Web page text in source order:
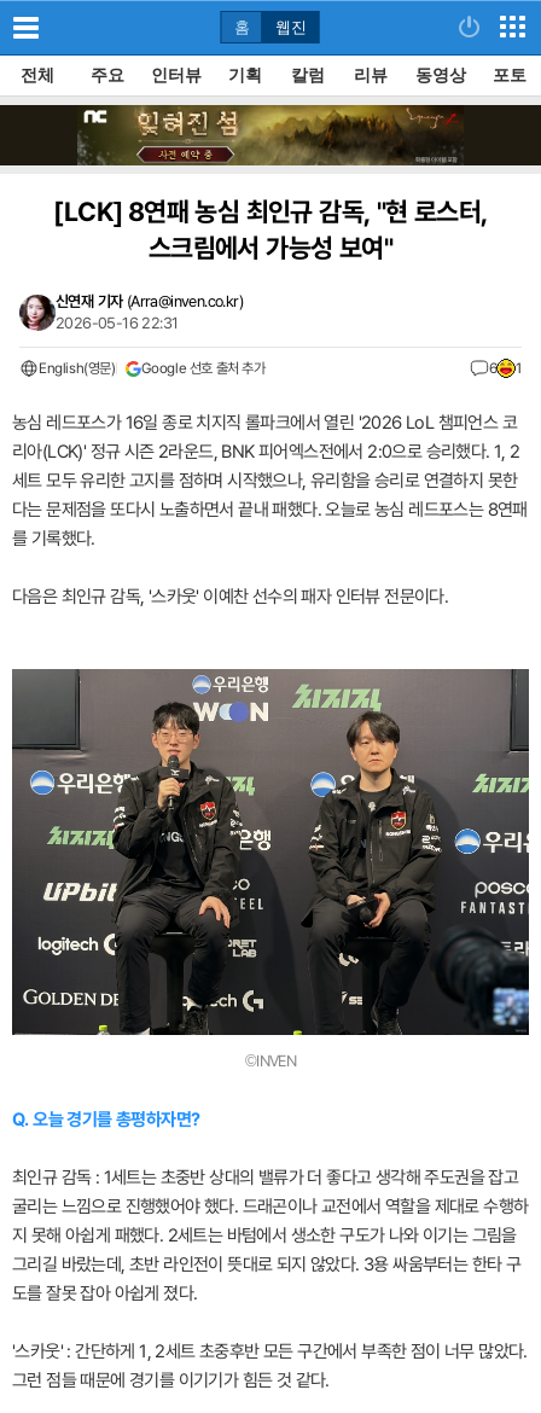
홈 웹진
전체 주요 인터뷰 기획 칼럼 리뷰 동영상 포토
[LCK]8연패 농심 최인규 감독, "현 로스터,
스크림에서 가능성 보여"
신연재 기자 (Arra@inven.co.kr)
2026-05-16 22:31
English(영문) Google 선호 출처 추가 6 1
농심 레드포스가 16일 종로 치지직 롤파크에서 열린 '2026 LoL 챔피언스 코
리아(LCK)' 정규 시즌 2라운드, BNK 피어엑스전에서 2:0으로 승리했다. 1, 2
세트 모두 유리한 고지를 점하며 시작했으나, 유리함을 승리로 연결하지 못한
다는 문제점을 또다시 노출하면서 끝내 패했다. 오늘로 농심 레드포스는 8연패
를 기록했다.
다음은 최인규 감독, '스카웃' 이예찬 선수의 패자 인터뷰 전문이다.
©INVEN
Q. 오늘 경기를 총평하자면?
최인규 감독 : 1세트는 초중반 상대의 밸류가 더 좋다고 생각해 주도권을 잡고
굴리는 느낌으로 진행했어야 했다. 드래곤이나 교전에서 역할을 제대로 수행하
지 못해 아쉽게 패했다. 2세트는 바텀에서 생소한 구도가 나와 이기는 그림을
그리길 바랐는데, 초반 라인전이 뜻대로 되지 않았다. 3용 싸움부터는 한타 구
도를 잘못 잡아 아쉽게 졌다.
'스카웃' : 간단하게 1, 2세트 초중후반 모든 구간에서 부족한 점이 너무 많았다.
그런 점들 때문에 경기를 이기기가 힘든 것 같다.